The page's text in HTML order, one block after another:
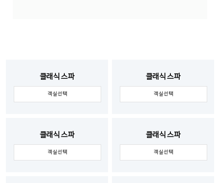
클래식 스파
객실선택
클래식 스파
객실선택
클래식 스파
객실선택
클래식 스파
객실선택